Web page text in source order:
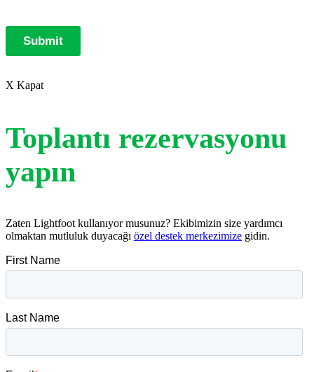
X Kapat
Toplantı rezervasyonu
yapın
Zaten Lightfoot kullanıyor musunuz? Ekibimizin size yardımcı
olmaktan mutluluk duyacağı özel destek merkezimize gidin.